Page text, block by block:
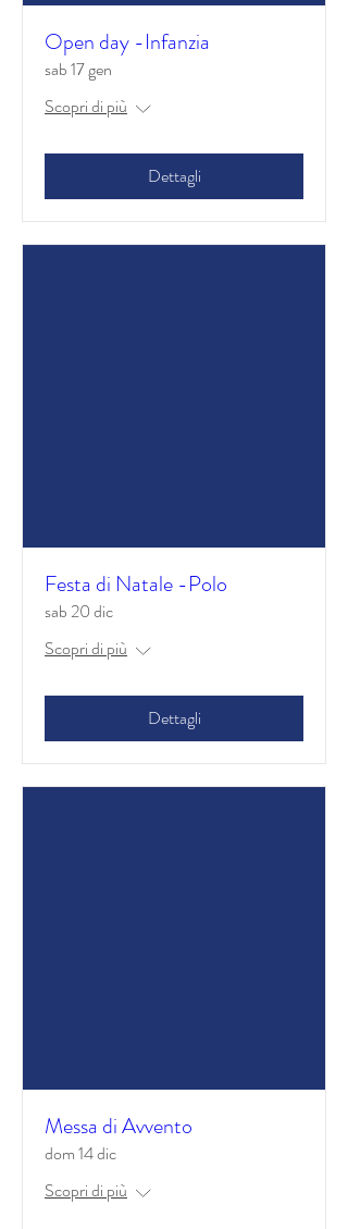
Open day -Infanzia
sab 17 gen
Scopri di più
Dettagli
Festa di Natale -Polo
sab 20 dic
Scopri di più
Dettagli
Messa di Avvento
dom 14 dic
Scopri di più